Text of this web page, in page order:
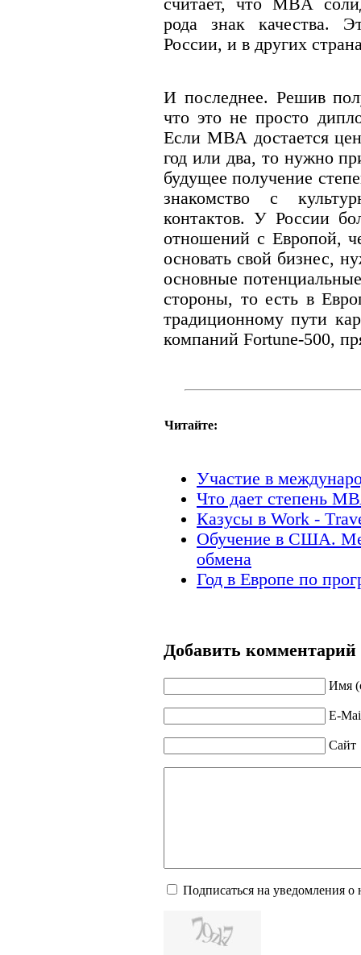
считает, что МBА
рода знак качества.
России, и в других
И последнее. Решив
что это не просто
Если МВА достается
год или два, то нужно
будущее получение
знакомство с
контактов. У России
отношений с Европой,
основать свой бизнес,
основные
стороны, то есть в
традиционному пути
компаний Fortune-500,
Читайте:
Участие в
Что дает степень
Казусы в Work -
Обучение в США.
обмена
Год в Европе по
Добавить комментарий
Имя
E-
Сайт
Подписаться на уведомления